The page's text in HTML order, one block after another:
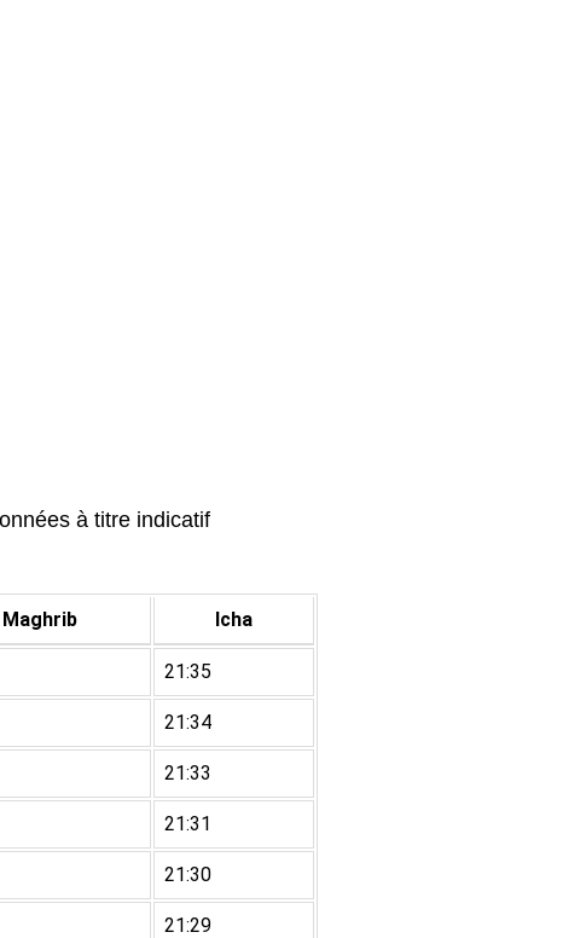
à titre indicatif
Maghrib Icha
21:35
21:34
21:33
21:31
21:30
21:29